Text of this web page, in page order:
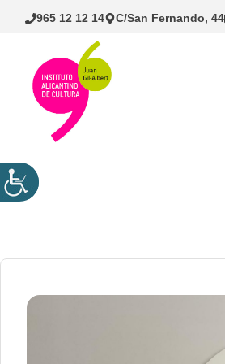
Saltar
965 12 12 14 C/San Fernando, 44